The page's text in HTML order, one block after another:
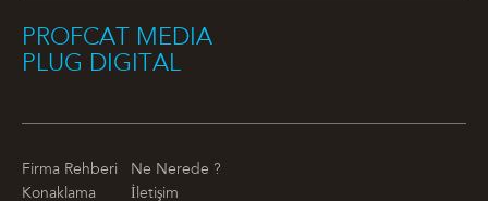
PROFCAT MEDIA
PLUG DIGITAL
Firma Rehberi
Ne Nerede ?
Konaklama
İletişim